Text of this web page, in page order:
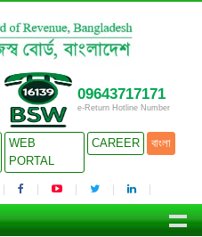
09643717171
e-Return Hotline Number
WEB
PORTAL
CAREER বাংলা